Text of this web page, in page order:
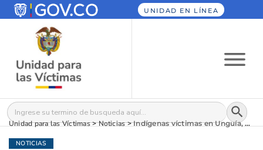
UNIDAD EN LÍNEA
Buscar: Botón
Unidad para las Víctimas>Noticias>Indígenas víctimas en Unguía, primeros en recibir paneles solares
NOTICIAS